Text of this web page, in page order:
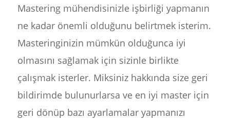
Mastering mühendisinizle işbirliği yapmanın
ne kadar önemli olduğunu belirtmek isterim.
Masteringinizin mümkün olduğunca iyi
olmasını sağlamak için sizinle birlikte
çalışmak isterler. Miksiniz hakkında size geri
bildirimde bulunurlarsa ve en iyi master için
geri dönüp bazı ayarlamalar yapmanızı